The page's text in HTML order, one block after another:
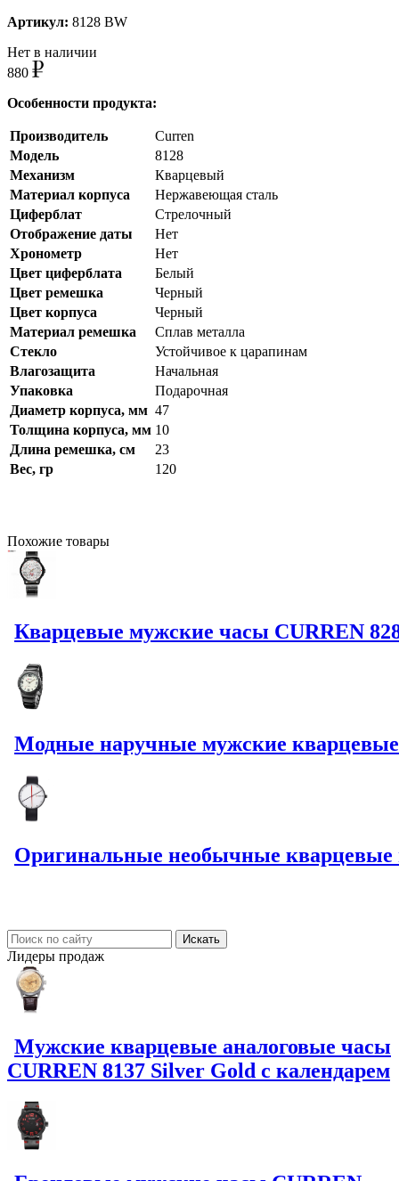
Артикул: 8128 BW
Нет в наличии
880
Особенности продукта:
Производитель
Curren
Модель
8128
Механизм
Кварцевый
Материал корпуса
Нержавеющая сталь
Циферблат
Стрелочный
Отображение даты
Нет
Хронометр
Нет
Цвет циферблата
Белый
Цвет ремешка
Черный
Цвет корпуса
Черный
Материал ремешка
Сплав металла
Стекло
Устойчивое к царапинам
Влагозащита
Начальная
Упаковка
Подарочная
Диаметр корпуса, мм 47
Толщина корпуса, мм 10
Длина ремешка, см
23
Вес, гр
120
Похожие товары
Кварцевые мужские часы CURREN
Модные наручные мужские
Оригинальные необычные
Лидеры продаж
Мужские кварцевые аналоговые часы
CURREN 8137 Silver Gold с календарем